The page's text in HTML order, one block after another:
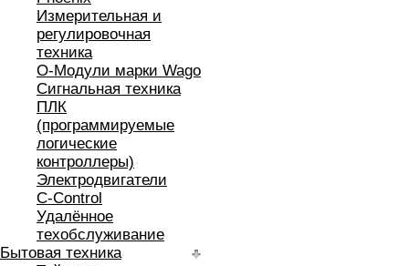
Измерительная и
регулировочная
техника
O-Модули марки Wago
Сигнальная техника
ПЛК
(программируемые
логические
контроллеры)
Электродвигатели
C-Control
Удалённое
техобслуживание
Бытовая техника